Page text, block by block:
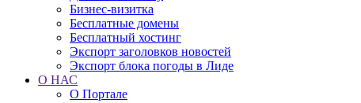
Бизнес-визитка
Бесплатные домены
Бесплатный хостинг
Экспорт заголовков новостей
Экспорт блока погоды в Лиде
О НАС
О Портале